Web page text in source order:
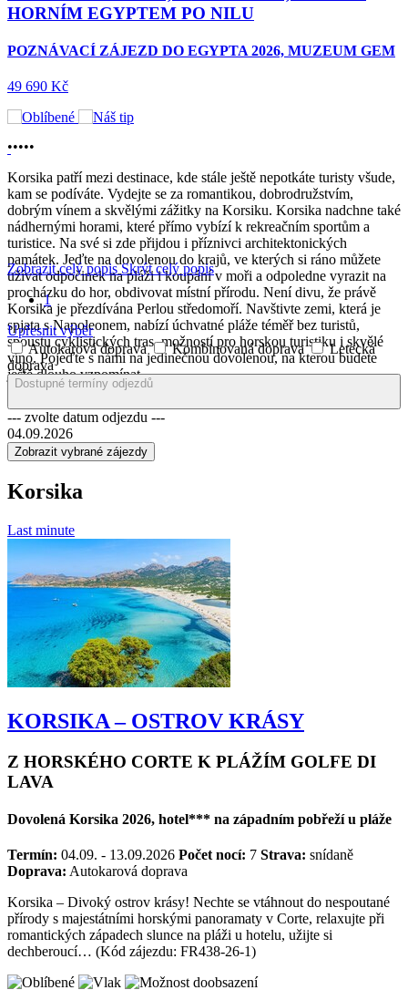
EGYPTEM PO NILU
ZÁJEZD DO EGYPTA 2026, MUZEUM GEM
Kč
59
Korsika patří mezi destinace, kde stále ještě nepotkáte turisty všude,
kam se podíváte. Vydejte se za romantikou, dobrodružstvím,
dobrým vínem a skvělými zážitky na Korsiku. Korsika nadchne také
nádhernými horami, které přímo vybízí k rekreačním sportům a
turistice. Na své si zde přijdou i příznivci architektonických
památek. Jeďte na dovolenou do krajů, ve kterých si ráno můžete
užívat odpočinek na pláži i koupání v moři a odpoledne vyrazit na
procházku do hor, obdivovat místní přírodu. Není divu, že právě
Korsika je přezdívána Perlou středomoří. Navštivte zemi, která je
spjata s Napoleonem, nabízí úchvatné pláže téměř bez turistů,
spoustu cyklistických tras, možností pro horskou turistiku i skvělé
víno. Pojeďte s námi na jedinečnou dovolenou, na kterou budete
ještě dlouho vzpomínat.
Zobrazit celý popis Skrýt celý popis
1
Upřesnit výběr
Autokarová doprava
Kombinovaná doprava
Letecká
doprava
--- zvolte datum odjezdu ---
04.09.2026
Last minute
KORSIKA – OSTROV KRÁSY
Z HORSKÉHO CORTE K PLÁŽÍM GOLFE DI
Termín:04.09. - 13.09.2026Počet nocí:
Korsika – Divoký ostrov krásy! Nechte se vtáhnout do nespoutané
přírody s majestátními horskými panoramaty v Corte, relaxujte při
romantických západech slunce na pláži u hotelu, užijte si